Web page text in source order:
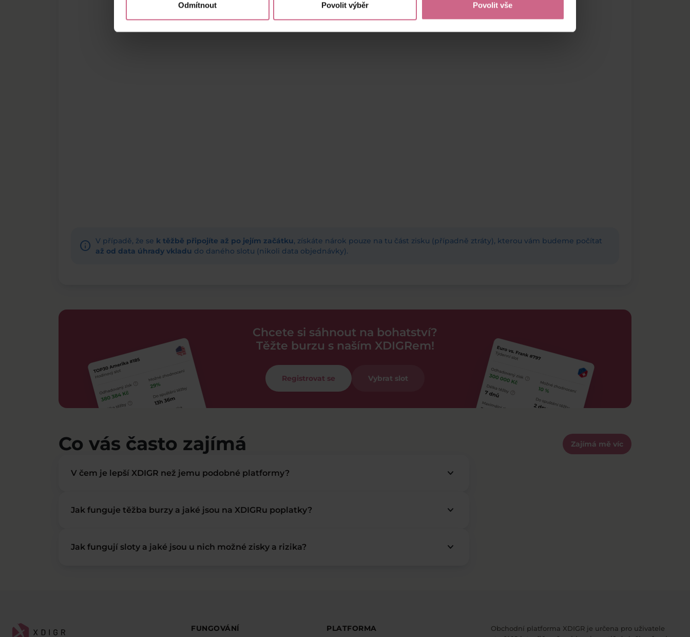
Odmítnout Povolit výběr Povolit vše
info V případě, že se k těžbě připojíte až po jejím začátku, získáte nárok pouze na tu část zisku (případně ztráty), kterou vám budeme počítat
až od data úhrady vkladu do daného slotu (nikoli data objednávky).
Chcete si sáhnout na bohatství?
Těžte burzu s naším XDIGRem!
Registrovat se Vybrat slot
Co vás často zajímá Zajímá mě víc
V čem je lepší XDIGR než jemu podobné platformy? keyboard_arrow_down
Jak funguje těžba burzy a jaké jsou na XDIGRu poplatky? keyboard_arrow_down
Jak fungují sloty a jaké jsou u nich možné zisky a rizika? keyboard_arrow_down
FUNGOVÁNÍ PLATFORMA
Obchodní platforma XDIGR je určena pro uživatele